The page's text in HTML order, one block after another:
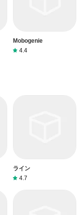
Mobogenie
4.4
ライン
4.7